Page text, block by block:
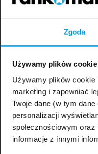
Zgoda
Używamy plików cookie
Używamy plików
marketing i zapewniać
Twoje dane (w tym
personalizacji
społecznościowym
informacje z innymi